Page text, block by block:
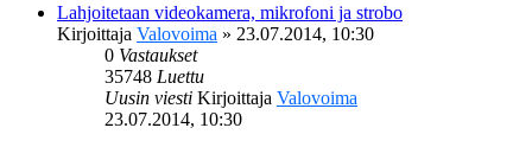
Lahjoitetaan videokamera, mikrofoni ja strobo
Kirjoittaja Valovoima » 23.07.2014, 10:30
0 Vastaukset
35748 Luettu
Uusin viesti Kirjoittaja Valovoima
23.07.2014, 10:30